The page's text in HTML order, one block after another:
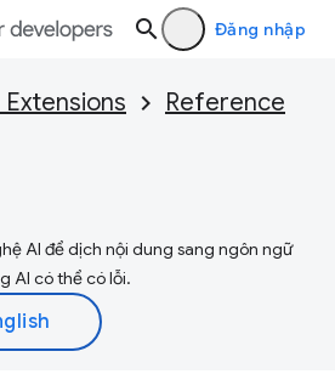
Đăng nhập
Reference
AI để dịch nội dung sang ngôn ngữ
AI có thể có lỗi.